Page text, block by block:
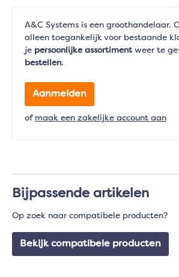
A&C Systems is een groothandelaar.
alleen toegankelijk voor bestaande
je persoonlijke assortimentweer te
bestellen.
Aanmelden
of maak een zakelijke account aan
Bijpassende artikelen
Op zoek naar compatibele producten?
Bekijk compatibele producten